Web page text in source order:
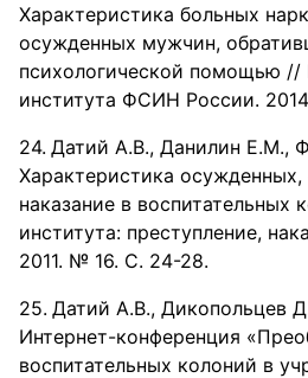
Характеристика больных
осужденных мужчин,
психологической помощью //
института ФСИН России.
Датий А.В., Данилин Е.М.,
Характеристика
наказание в воспитательных
института: преступление,
2011. № 16. С. 24-28.
Датий А.В., Дикопольцев
Интернет-конференция
воспитательных колоний в